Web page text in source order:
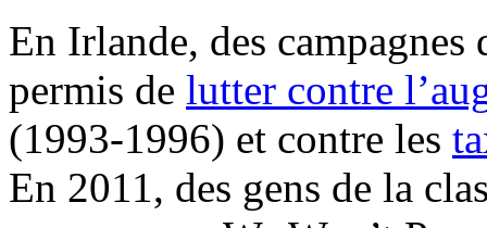
En Irlande, des
permis de lutter contre
(1993-1996) et contre les
En 2011, des gens de la